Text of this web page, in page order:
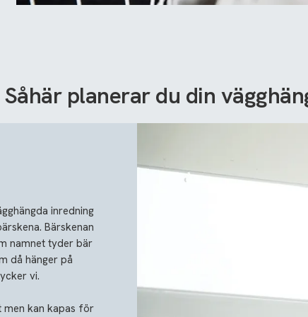
Såhär planerar du din
inredning
Bärskenan
namnet tyder bär
då hänger på
vi.
men kan kapas för